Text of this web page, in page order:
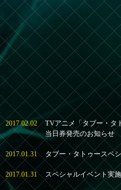
2017.02.02
TVアニメ「タブー・タ
当日券発売のお知らせ
2017.01.31 タブー・タトゥースペ
2017.01.31 スペシャルイベント実